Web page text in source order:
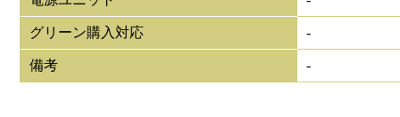
グリーン購入対応 -
備考 -